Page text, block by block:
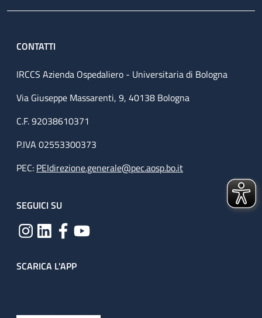
CONTATTI
IRCCS Azienda Ospedaliero - Universitaria di Bologna
Via Giuseppe Massarenti, 9, 40138 Bologna
C.F. 92038610371
P.IVA 02553300373
PEC: PEIdirezione.generale@pec.aosp.bo.it
SEGUICI SU
SCARICA L'APP